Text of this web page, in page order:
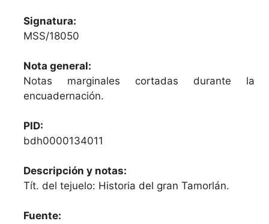
Signatura:
MSS/18050
Nota general:
Notas marginales cortadas durante la
encuadernación.
PID:
bdh0000134011
Descripción y notas:
Tít. del tejuelo: Historia del gran Tamorlán.
Fuente: